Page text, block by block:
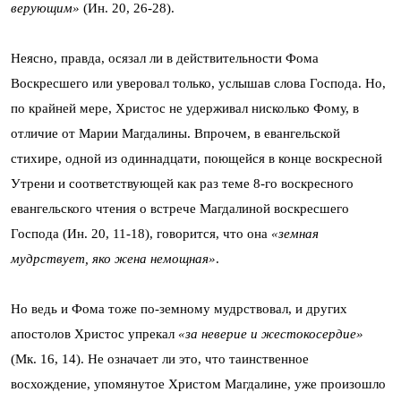
верующим» (Ин. 20, 26-28).
Неясно, правда, осязал ли в действительности Фома
Воскресшего или уверовал только, услышав слова Господа. Но,
по крайней мере, Христос не удерживал нисколько Фому, в
отличие от Марии Магдалины. Впрочем, в евангельской
стихире, одной из одиннадцати, поющейся в конце воскресной
Утрени и соответствующей как раз теме 8-го воскресного
евангельского чтения о встрече Магдалиной воскресшего
Господа (Ин. 20, 11-18), говорится, что она «земная
мудрствует, яко жена немощная».
Но ведь и Фома тоже по-земному мудрствовал, и других
апостолов Христос упрекал «за неверие и жестокосердие»
(Мк. 16, 14). Не означает ли это, что таинственное
восхождение, упомянутое Христом Магдалине, уже произошло